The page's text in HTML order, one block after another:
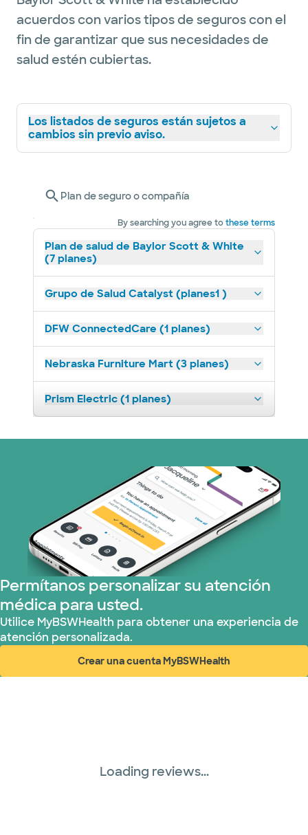
acuerdos con varios tipos de seguros con el
fin de garantizar que sus necesidades de
salud estén cubiertas.
Los listados de seguros están sujetos a
cambios sin previo aviso.
Plan de seguro o compañía
By searching you agree tothese terms
Plan de salud de Baylor Scott & White
(7 planes)
Grupo de Salud Catalyst (planes1 )
DFW ConnectedCare (1 planes)
Nebraska Furniture Mart (3 planes)
Prism Electric (1 planes)
Permítanos personalizar su atención
médica para usted.
Utilice MyBSWHealth para obtener una experiencia de
atención personalizada.
Crear una cuenta MyBSWHealth
(abre en ventana nueva)
Loading reviews...